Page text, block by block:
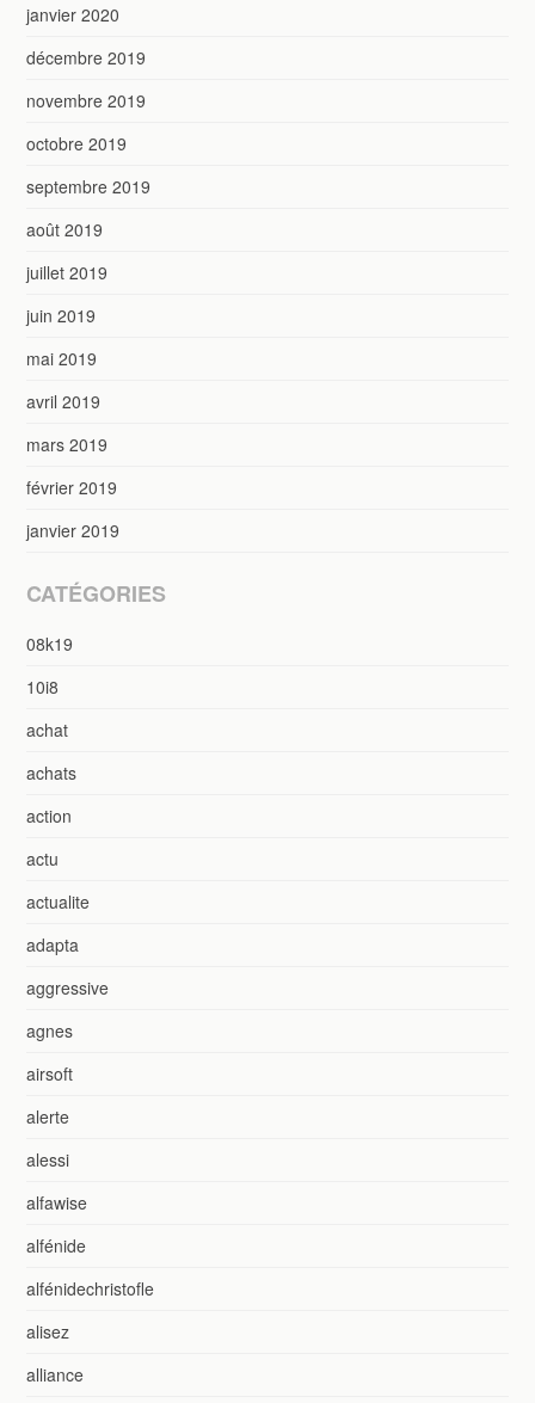
janvier 2020
décembre 2019
novembre 2019
octobre 2019
septembre 2019
août 2019
juillet 2019
juin 2019
mai 2019
avril 2019
mars 2019
février 2019
janvier 2019
CATÉGORIES
08k19
10i8
achat
achats
action
actu
actualite
adapta
aggressive
agnes
airsoft
alerte
alessi
alfawise
alfénide
alfénidechristofle
alisez
alliance